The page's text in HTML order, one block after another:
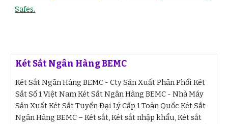
Safes.
Két Sắt Ngân Hàng BEMC
Két Sắt Ngân Hàng BEMC - Cty Sản Xuất Phân Phối Két
Sắt Số 1 Việt Nam Két Sắt Ngân Hàng BEMC - Nhà Máy
Sản Xuất Két Sắt Tuyển Đại Lý Cấp 1 Toàn Quốc Két Sắt
Ngân Hàng BEMC – Két sắt, Két sắt nhập khẩu, Két sắt